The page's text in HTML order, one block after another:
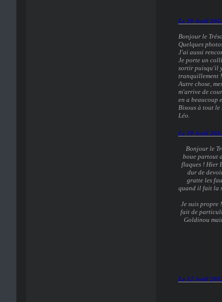
Le 29 Avril
Bonjour le
Quelques
J'ai aussi
Je porte un
sortir puisqu'il y
tranquillement !
Autre chose,
m'arrive de
en a beaucoup
Bisous à tout le
Léo.
Le 19 Avril
Bonjour le
boue partout
flaques ! Hier
dur de
gratte les
quand il fait la
Je suis propre
fait de
Goldinou
Le 12 Avril